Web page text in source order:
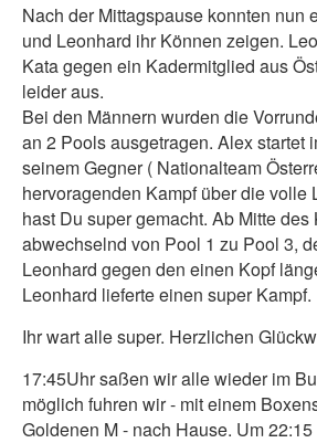
Nach der Mittagspause konnten nun
und Leonhard ihr Können zeigen.
Kata gegen ein Kadermitglied aus
leider aus.
Bei den Männern wurden die
an 2 Pools ausgetragen. Alex startet
seinem Gegner ( Nationalteam
hervoragenden Kampf über die volle
hast Du super gemacht. Ab Mitte
abwechselnd von Pool 1 zu Pool 3,
Leonhard gegen den einen Kopf
Leonhard lieferte einen super Kampf.
Ihr wart alle super. Herzlichen
17:45Uhr saßen wir alle wieder im
möglich fuhren wir - mit einem
Goldenen M - nach Hause. Um